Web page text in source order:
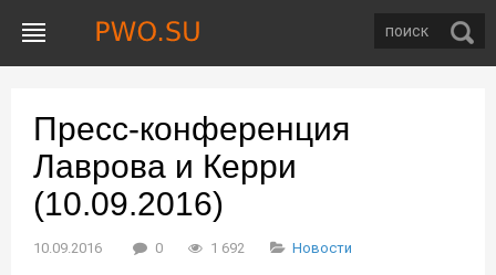
Пресс-конференция
Лаврова и Керри
(10.09.2016)
10.09.2016 0 1 692 Новости